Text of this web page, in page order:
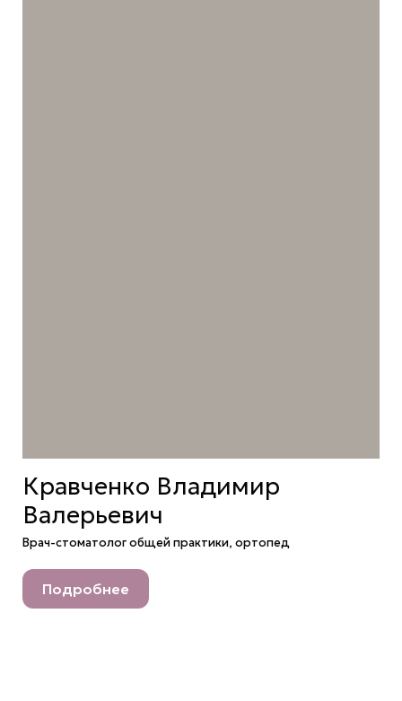
Кравченко Владимир
Валерьевич
Врач-стоматолог общей практики, ортопед
Подробнее